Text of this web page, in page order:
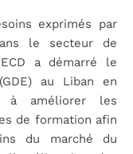
exprimés par
le secteur de
a démarré le
au Liban en
à améliorer les
de formation afin
du marché du